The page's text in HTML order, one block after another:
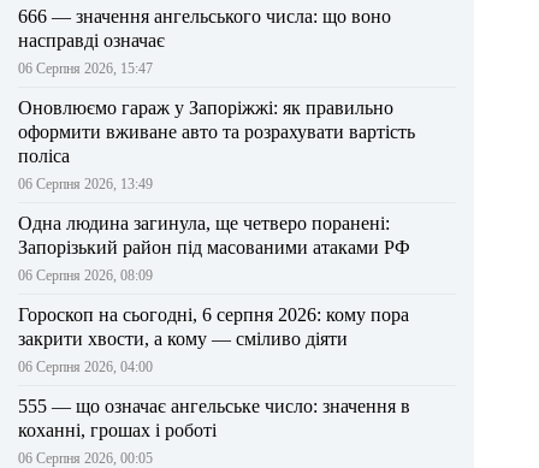
666 — значення ангельського числа: що воно
насправді означає
06 Серпня 2026, 15:47
Оновлюємо гараж у Запоріжжі: як правильно
оформити вживане авто та розрахувати вартість
поліса
06 Серпня 2026, 13:49
Одна людина загинула, ще четверо поранені:
Запорізький район під масованими атаками РФ
06 Серпня 2026, 08:09
Гороскоп на сьогодні, 6 серпня 2026: кому пора
закрити хвости, а кому — сміливо діяти
06 Серпня 2026, 04:00
555 — що означає ангельське число: значення в
коханні, грошах і роботі
06 Серпня 2026, 00:05